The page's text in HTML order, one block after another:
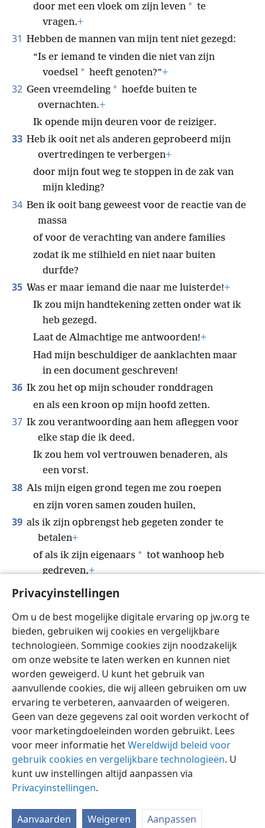
Privacyinstellingen
Om u de best mogelijke digitale ervaring op jw.org te
bieden, gebruiken wij cookies en vergelijkbare
technologieën. Sommige cookies zijn noodzakelijk
om onze website te laten werken en kunnen niet
worden geweigerd. U kunt het gebruik van
aanvullende cookies, die wij alleen gebruiken om uw
ervaring te verbeteren, aanvaarden of weigeren.
Geen van deze gegevens zal ooit worden verkocht of
voor marketingdoeleinden worden gebruikt. Lees
voor meer informatie hetWereldwijd beleid voor
gebruik cookies en vergelijkbare technologieën. U
kunt uw instellingen altijd aanpassen via
Privacyinstellingen.
Aanvaarden Weigeren Aanpassen
door met een vloek om zijn leven * te
vragen.+
31 Hebben de mannen van mijn tent niet gezegd:
“Is er iemand te vinden die niet van zijn
voedsel * heeft genoten?”+
32 Geen vreemdeling * hoefde buiten te
overnachten.+
Ik opende mijn deuren voor de reiziger.
33 Heb ik ooit net als anderen geprobeerd mijn
overtredingen te verbergen+
door mijn fout weg te stoppen in de zak van
mijn kleding?
34 Ben ik ooit bang geweest voor de reactie van de
massa
of voor de verachting van andere families
zodat ik me stilhield en niet naar buiten
durfde?
35 Was er maar iemand die naar me luisterde!+
Ik zou mijn handtekening zetten onder wat ik
heb gezegd.
Laat de Almachtige me antwoorden!+
Had mijn beschuldiger de aanklachten maar
in een document geschreven!
36 Ik zou het op mijn schouder ronddragen
en als een kroon op mijn hoofd zetten.
37 Ik zou verantwoording aan hem afleggen voor
elke stap die ik deed.
Ik zou hem vol vertrouwen benaderen, als
een vorst.
38 Als mijn eigen grond tegen me zou roepen
en zijn voren samen zouden huilen,
39 als ik zijn opbrengst heb gegeten zonder te
betalen+
of als ik zijn eigenaars * tot wanhoop heb
gedreven,+
40
mogen er voor mij dan doorns opschieten in
plaats van tarwe
en stinkend onkruid in plaats van gerst.’
Hier eindigen de woorden van Job.
Nederlands Delen Instellingen
Copyright © 2026 Watch Tower Bible and Tract Society of Pennsylvania
Gebruiksvoorwaarden Privacybeleid
Privacyinstellingen
JW.ORG
Inloggen